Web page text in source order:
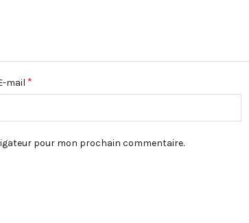
mail *
pour mon prochain commentaire.